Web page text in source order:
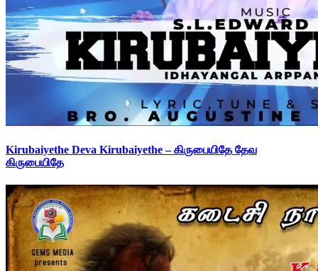
Kirubaiyethe Deva Kirubaiyethe – கிருபையிதே தேவ
கிருபையிதே